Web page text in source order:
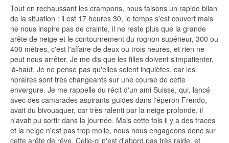
Tout en rechaussant les crampons, nous faisons un rapide bilan
de la situation : il est 17 heures 30, le temps s'est couvert mais
ne nous inspire pas de crainte, il ne reste plus que la grande
arête de neige et le contournement du rognon supérieur, 300 ou
400 mètres, c'est l'affaire de deux ou trois heures, et rien ne
peut nous arrêter. Je me dis que les filles doivent s'impatienter,
là-haut. Je ne pense pas qu'elles soient inquiètes, car les
horaires sont très changeants sur une course de cette
envergure. Je me rappelle du récit d'un ami Suisse, qui, lancé
avec des camarades aspirants-guides dans l'éperon Frendo,
avait du bivouaquer, car très ralenti par la neige profonde, il
n'avait pu sortir dans la journée. Mais cette fois il y a des traces
et la neige n'est pas trop molle, nous nous engageons donc sur
cette arête de rêve. Celle-ci n'est d'abord pas très raide, et